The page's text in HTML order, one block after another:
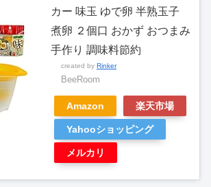
カー 味玉 ゆで卵 半熟玉子
煮卵 ２個口 おかず おつまみ
手作り 調味料節約
created by Rinker
BeeRoom
Amazon 楽天市場
Yahooショッピング
メルカリ